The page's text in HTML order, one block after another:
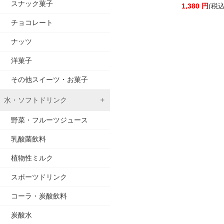
スナック菓子
チョコレート
ナッツ
洋菓子
その他スイーツ・お菓子
水・ソフトドリンク
野菜・フルーツジュース
乳酸菌飲料
植物性ミルク
スポーツドリンク
コーラ・炭酸飲料
炭酸水
1,380 円(税